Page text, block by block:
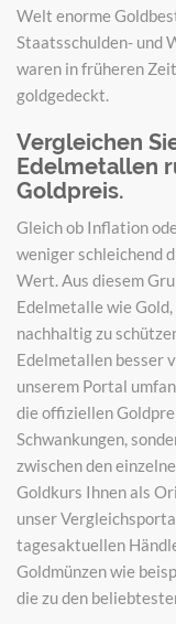
Welt enorme
Staatsschulden- und
waren in früheren
goldgedeckt.
Vergleichen
Edelmetallen
Goldpreis.
Gleich ob Inflation
weniger schleichend
Wert. Aus diesem
Edelmetalle wie
nachhaltig zu
Edelmetallen besser
unserem Portal
die offiziellen
Schwankungen,
zwischen den
Goldkurs Ihnen als
unser
tagesaktuellen
Goldmünzen wie
die zu den